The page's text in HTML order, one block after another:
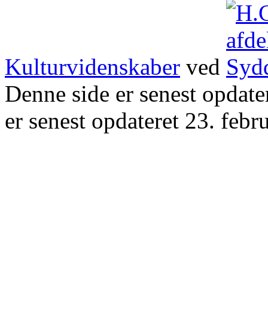
Kulturvidenskaber ved
Denne side er senest
er senest opdateret 23.